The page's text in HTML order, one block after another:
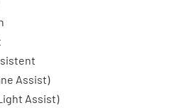
Assist)
Assist)